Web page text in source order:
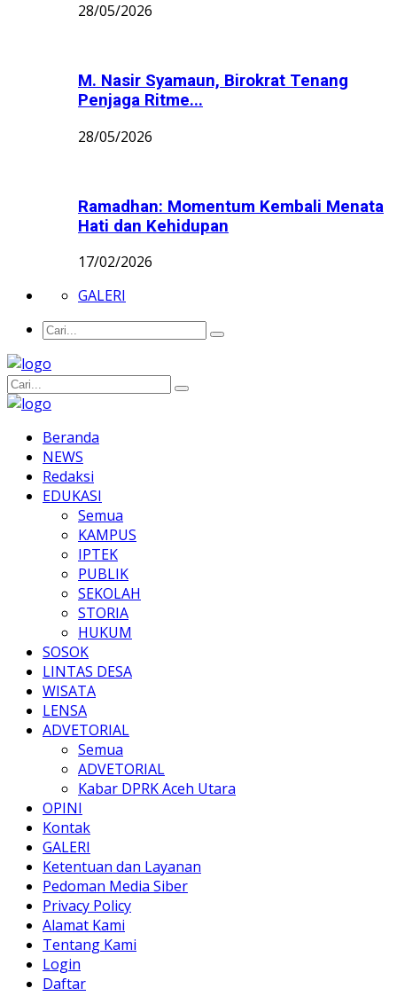
28/05/2026
M. Nasir Syamaun, Birokrat Tenang
Penjaga Ritme...
28/05/2026
Ramadhan: Momentum Kembali Menata
Hati dan Kehidupan
17/02/2026
GALERI
Beranda
NEWS
Redaksi
EDUKASI
Semua
KAMPUS
IPTEK
PUBLIK
SEKOLAH
STORIA
HUKUM
SOSOK
LINTAS DESA
WISATA
LENSA
ADVETORIAL
Semua
ADVETORIAL
Kabar DPRK Aceh Utara
OPINI
Kontak
GALERI
Ketentuan dan Layanan
Pedoman Media Siber
Privacy Policy
Alamat Kami
Tentang Kami
Login
Daftar